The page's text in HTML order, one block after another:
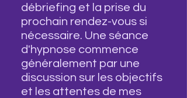
débriefing et la prise du
prochain rendez-vous si
nécessaire. Une séance
d'hypnose commence
généralement par une
discussion sur les objectifs
et les attentes de mes